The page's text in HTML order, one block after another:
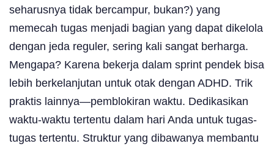
seharusnya tidak bercampur, bukan?) yang
memecah tugas menjadi bagian yang dapat dikelola
dengan jeda reguler, sering kali sangat berharga.
Mengapa? Karena bekerja dalam sprint pendek bisa
lebih berkelanjutan untuk otak dengan ADHD. Trik
praktis lainnya—pemblokiran waktu. Dedikasikan
waktu-waktu tertentu dalam hari Anda untuk tugas-
tugas tertentu. Struktur yang dibawanya membantu